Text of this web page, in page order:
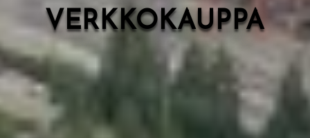
VERKKOKAUPPA